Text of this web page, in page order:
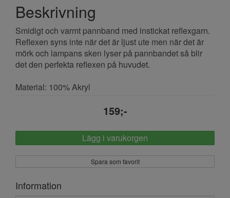
Beskrivning
Smidigt och varmt pannband med instickat reflexgarn.
Reflexen syns inte när det är ljust ute men när det är
mörk och lampans sken lyser på pannbandet så blir
det den perfekta reflexen på huvudet.
Material: 100% Akryl
159;-
Lägg i varukorgen
Spara som favorit
Information